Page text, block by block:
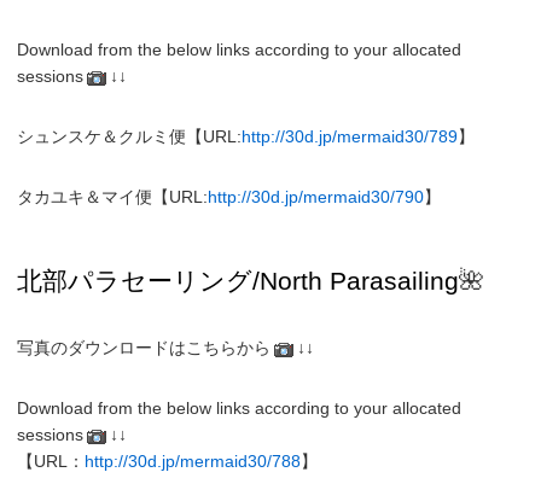
Download from the below links according to your allocated
sessions
↓↓
シュンスケ＆クルミ便【URL:http://30d.jp/mermaid30/789】
タカユキ＆マイ便【URL:http://30d.jp/mermaid30/790】
北部パラセーリング/North Parasailing🌺
写真のダウンロードはこちらから ↓↓
Download from the below links according to your allocated
sessions
↓↓
【URL： http://30d.jp/mermaid30/788】